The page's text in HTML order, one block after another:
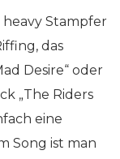
Stampfer
das
Desire“ oder
„The Riders
eine
Song ist man